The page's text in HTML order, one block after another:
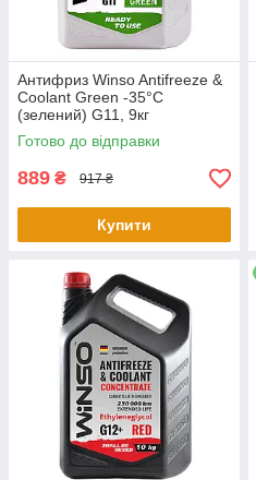
Антифриз Winso Antifreeze &
Coolant Green -35°C
(зелений) G11, 9кг
Готово до відправки
889 ₴ 917 ₴
Купити